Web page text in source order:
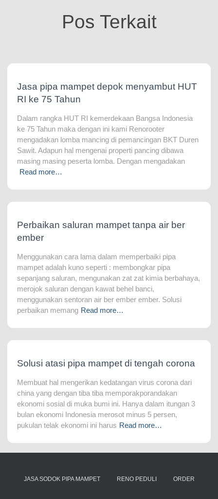
Pos Terkait
Jasa pipa mampet depok menyambut HUT
RI ke 75 Tahun
Dalam rangka HUT RI kemerdekaan Bangsa Indonesia
ke 75 Tahun maka dengan ini kami Renorooter
mengadakan lomba mancing di pemancingan BKT Duren
Sawit. Adapun hal mengenai properti pancing dibawa
masing masing peserta lomba. Dengan mengadakan
Read more…
Perbaikan saluran mampet tanpa air ber
ember
Menggunakan cara lama dalam memperbaiki pipa
mampet adalah kuno seperti : membongkar pipa
sepanjang saluran, mengunakan zat zat kimia berbahaya,
merojok saluran dengan kawat behel banci,
menggunakan sentoran air ber ember ember. Solusi
perbaikan memang Read more…
Solusi atasi pipa mampet di tengah corona
Membuat hal mengerikan kedatangan virus corona dari
china yang dengan tiba tiba memporakporandakan
ekonomi sosial di muka bumi ini. Hanya dalam itungan 3
bulan ekonomi Indonesia merosot minus 5 persen,
pukulan telak ekonomi ini harus Read more…
JASA SODOK PIPA MAMPET RENO PEDULI ORDER